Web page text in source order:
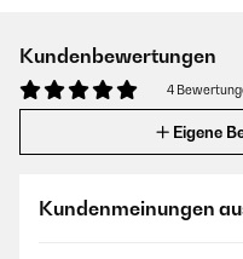
Kundenbewertungen
4
Eigene
Kundenmeinungen